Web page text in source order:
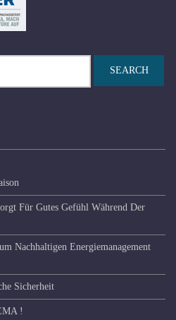
Für Gutes Gefühl Während Der
Nachhaltigen Energiemanagement
Sicherheit
!